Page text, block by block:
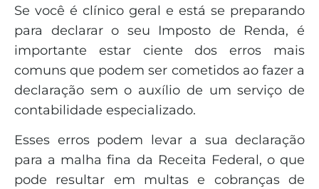
Se você é clínico geral e está se preparando
para declarar o seu Imposto de Renda, é
importante estar ciente dos erros mais
comuns que podem ser cometidos ao fazer a
declaração sem o auxílio de um serviço de
contabilidade especializado.
Esses erros podem levar a sua declaração
para a malha fina da Receita Federal, o que
pode resultar em multas e cobranças de